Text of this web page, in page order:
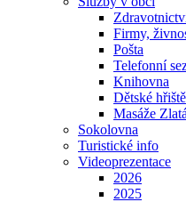
Firmy,
Pošta
Telefonní
Knihovna
Dětské hřiště
Masáže
Sokolovna
Turistické info
Videoprezentace
2026
2025